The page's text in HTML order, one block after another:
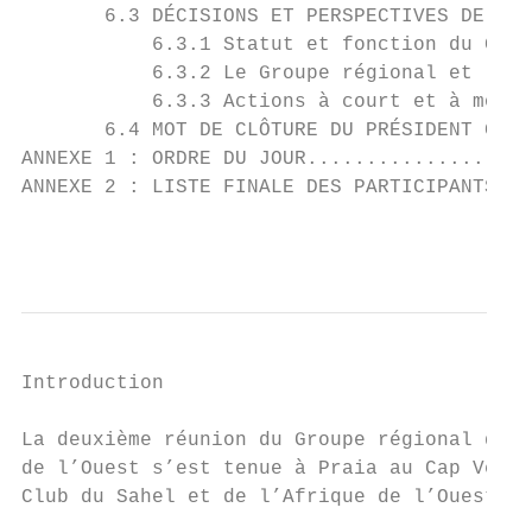
6.3 DÉCISIONS ET PERSPECTIVES DE
6.3.1 Statut et fonction du
6.3.2 Le Groupe régional et la
6.3.3 Actions à court et à
6.4 MOT DE CLÔTURE DU PRÉSIDENT
ANNEXE 1 : ORDRE DU
ANNEXE 2 : LISTE FINALE DES
Introduction
La deuxième réunion du Groupe régional
de l’Ouest s’est tenue à Praia au Cap
Club du Sahel et de l’Afrique de l’Ouest/